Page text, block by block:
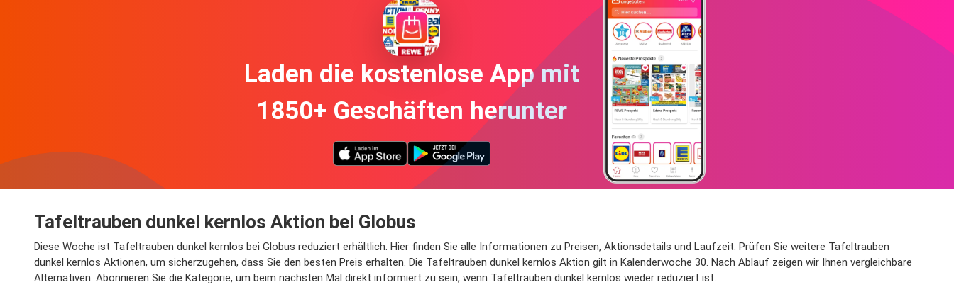
Laden die kostenlose App mit
1850+ Geschäften herunter
Tafeltrauben dunkel kernlos Aktion bei Globus
Diese Woche ist Tafeltrauben dunkel kernlos bei Globus reduziert erhältlich. Hier finden Sie alle Informationen zu Preisen, Aktionsdetails und Laufzeit. Prüfen Sie weitere Tafeltrauben
dunkel kernlos Aktionen, um sicherzugehen, dass Sie den besten Preis erhalten. Die Tafeltrauben dunkel kernlos Aktion gilt in Kalenderwoche 30. Nach Ablauf zeigen wir Ihnen vergleichbare
Alternativen. Abonnieren Sie die Kategorie, um beim nächsten Mal direkt informiert zu sein, wenn Tafeltrauben dunkel kernlos wieder reduziert ist.